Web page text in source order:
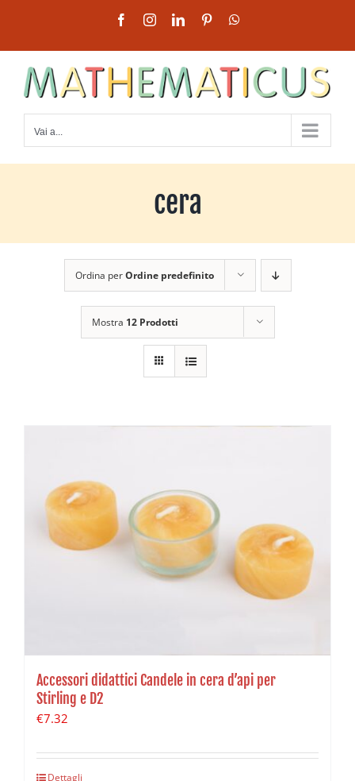
contenuto
FacebookInstagramLinkedInPinterest
Vai a...
cera
Ordina perOrdine predefinito
Mostra 12 Prodotti
Accessori didattici Candele in cera d’api per
Stirling e D2
€7.32
Dettagli